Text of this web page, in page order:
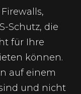
Schutz, die
für Ihre
können.
auf einem
und nicht